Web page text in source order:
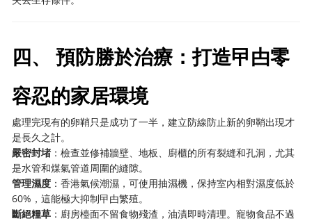
四、 預防勝於治療：打造曱甴零
容忍的家居環境
處理完現有的卵鞘只是成功了一半，建立防線防止新的卵鞘出現才
是長久之計。
嚴密封堵 ：檢查並修補牆壁、地板、廚櫃的所有裂縫和孔洞，尤其
是水管和煤氣管道周圍的縫隙。
管理濕度 ：香港氣候潮濕，可使用抽濕機，保持室內相對濕度低於
60%，這能極大抑制曱甴繁殖。
斷絕糧草 ：廚房檯面不留食物殘渣，油漬即時清理。寵物食品不過